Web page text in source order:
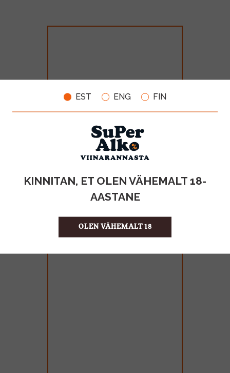
EST ENG FIN
KINNITAN, ET OLEN VÄHEMALT 18-
AASTANE
OLEN VÄHEMALT 18
Bonaparte Cognac 40% 70cl
0.7l
Cognac